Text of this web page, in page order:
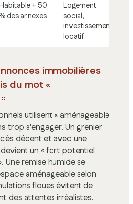
Habitable + 50
% des annexes
Logement
social,
investissement
locatif
immobilières
du mot «
utilisent « aménageable
trop s’engager. Un grenier
décent et avec une
un « fort potentiel
Une remise humide se
aménageable selon
floues évitent de
des attentes irréalistes.